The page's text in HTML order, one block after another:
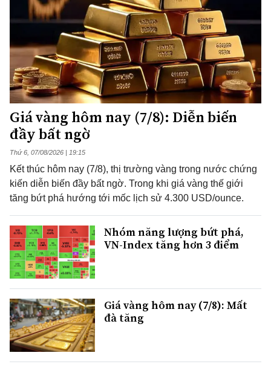
Giá vàng hôm nay (7/8): Diễn biến
đầy bất ngờ
Thứ 6, 07/08/2026 | 19:15
Kết thúc hôm nay (7/8), thị trường vàng trong nước chứng
kiến diễn biến đầy bất ngờ. Trong khi giá vàng thế giới
tăng bứt phá hướng tới mốc lịch sử 4.300 USD/ounce.
Nhóm năng lượng bứt phá,
VN-Index tăng hơn 3 điểm
Giá vàng hôm nay (7/8): Mất
đà tăng